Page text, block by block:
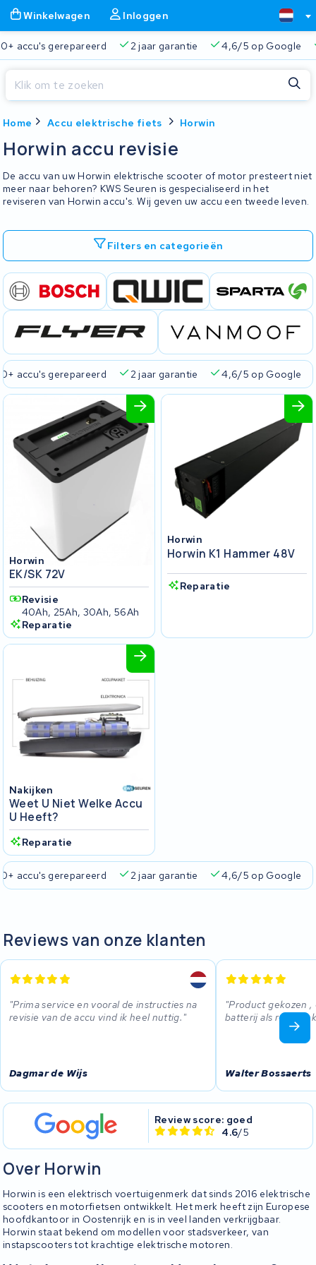
Winkelwagen Inloggen
4,6/5 op Google 510+ merken 825+ accu's
Home Accu elektrische fiets Horwin
Horwin accu revisie
De accu van uw Horwin elektrische scooter of motor presteert niet
meer naar behoren? KWS Seuren is gespecialiseerd in het
reviseren van Horwin accu's. Wij geven uw accu een tweede leven.
Filters en categorieën
4,6/5 op Google 510+ merken 825+ accu's
Horwin
EK/SK 72V
Revisie
40Ah, 25Ah, 30Ah, 56Ah
Reparatie
Horwin
Hor­win K1 Ham­mer 48V
Reparatie
Nakijken
Weet U Niet Welke Accu
U Heeft?
Reparatie
4,6/5 op Google 510+ merken 825+ accu's
Reviews van onze klanten
Prima service en vooral de instructies na
revisie van de accu vind ik heel nuttig.
Dagmar de Wijs
Product gekozen
batterij als reserve
Walter Bossaerts
Review score: goed
4.6/5
Over Horwin
Horwin is een elektrisch voertuigenmerk dat sinds 2016 elektrische
scooters en motorfietsen ontwikkelt. Het merk heeft zijn Europese
hoofdkantoor in Oostenrijk en is in veel landen verkrijgbaar.
Horwin staat bekend om modellen voor stadsverkeer, van
instapscooters tot krachtige elektrische motoren.
Je winkelwagen is leeg.
Gratis verzending en ophaalservice 45.000+ accu's
Sluiten
Begin te typen in de zoekbalk om te zoeken